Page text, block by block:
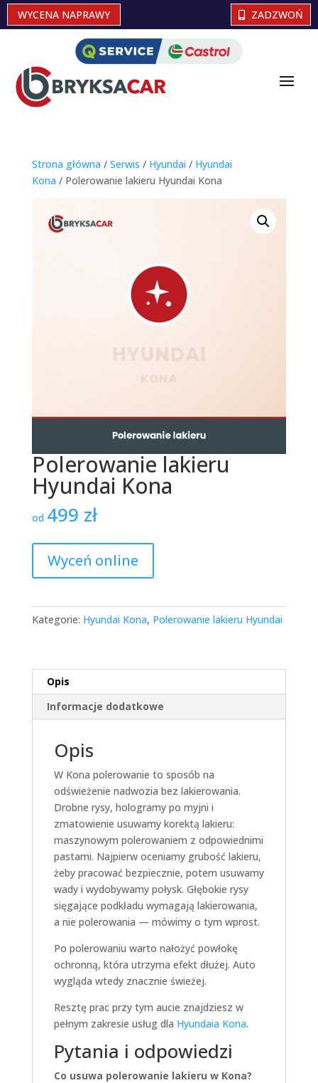
WYCENA NAPRAWY ZADZWOŃ
Strona główna / Serwis / Hyundai / Hyundai
Kona / Polerowanie lakieru Hyundai Kona
Polerowanie lakieru
Hyundai Kona
od 499 zł
Wyceń online
Kategorie: Hyundai Kona, Polerowanie lakieru Hyundai
Opis
Informacje dodatkowe
Opis
W Kona polerowanie to sposób na
odświeżenie nadwozia bez lakierowania.
Drobne rysy, hologramy po myjni i
zmatowienie usuwamy korektą lakieru:
maszynowym polerowaniem z odpowiednimi
pastami. Najpierw oceniamy grubość lakieru,
żeby pracować bezpiecznie, potem usuwamy
wady i wydobywamy połysk. Głębokie rysy
sięgające podkładu wymagają lakierowania,
a nie polerowania — mówimy o tym wprost.
Po polerowaniu warto nałożyć powłokę
ochronną, która utrzyma efekt dłużej. Auto
wygląda wtedy znacznie świeżej.
Resztę prac przy tym aucie znajdziesz w
pełnym zakresie usług dla Hyundaia Kona.
Pytania i odpowiedzi
Co usuwa polerowanie lakieru w Kona?